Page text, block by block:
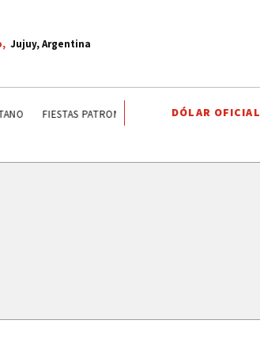
, Jujuy, Argentina
FIESTAS PATRONALES A SAN CAYETANO
DÓLAR OFICIAL